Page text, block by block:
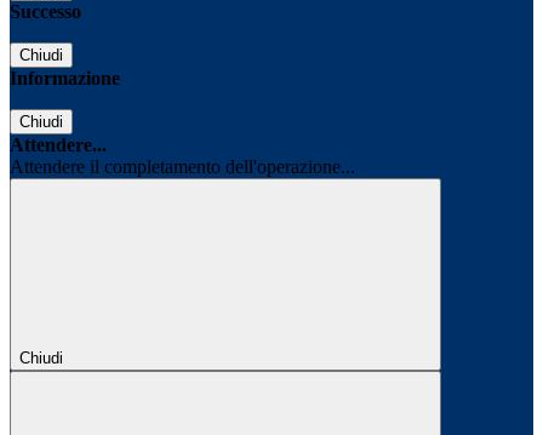
Successo
Chiudi
Informazione
Chiudi
Attendere...
Attendere il completamento dell'operazione...
Chiudi